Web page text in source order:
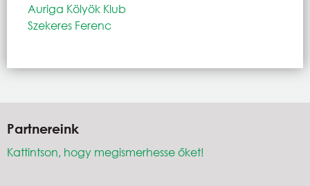
Auriga Kölyök Klub
Szekeres Ferenc
Partnereink
Kattintson, hogy megismerhesse őket!